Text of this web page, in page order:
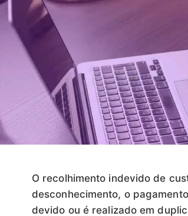
O recolhimento indevido de
desconhecimento, o
devido ou é realizado em